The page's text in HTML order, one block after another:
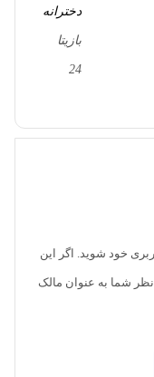
دخترانه
بازیتا
24
خود شوید. اگر این
نظر شما به عنوان مالک